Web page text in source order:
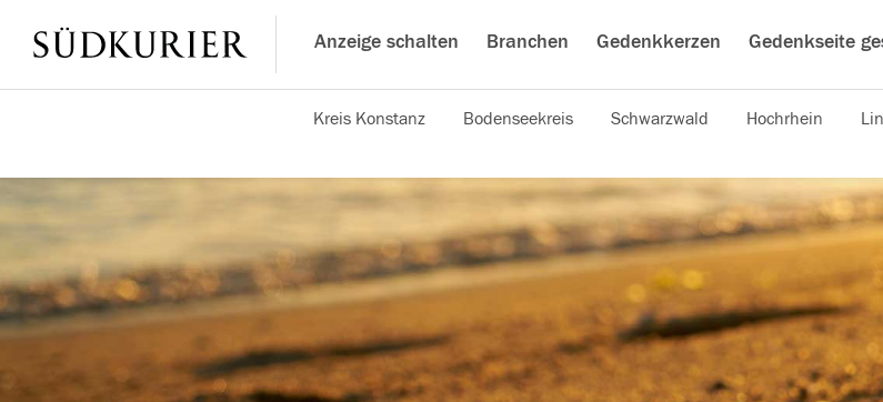
Anzeige schalten Branchen Gedenkkerzen Gedenkseite
Kreis Konstanz Bodenseekreis Schwarzwald Hochrhein